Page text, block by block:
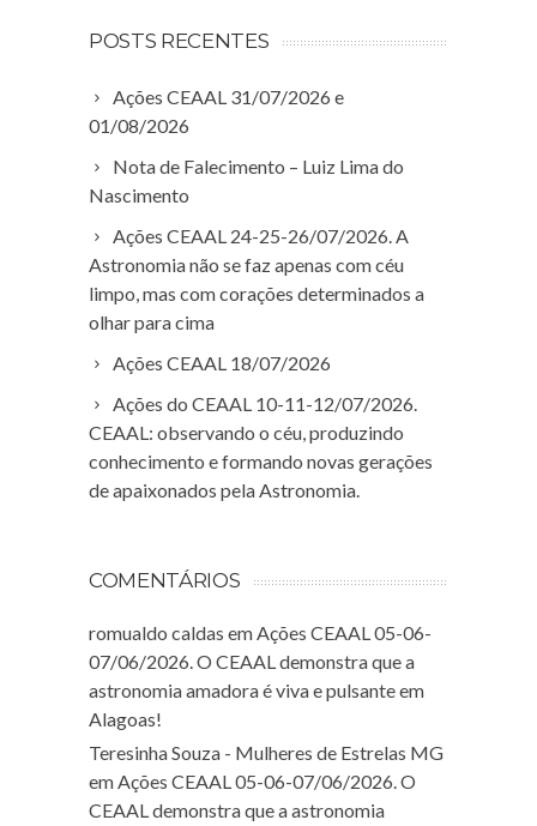
POSTS RECENTES
Ações CEAAL 31/07/2026 e
01/08/2026
Nota de Falecimento – Luiz Lima do
Nascimento
Ações CEAAL 24-25-26/07/2026. A
Astronomia não se faz apenas com céu
limpo, mas com corações determinados a
olhar para cima
Ações CEAAL 18/07/2026
Ações do CEAAL 10-11-12/07/2026.
CEAAL: observando o céu, produzindo
conhecimento e formando novas gerações
de apaixonados pela Astronomia.
COMENTÁRIOS
romualdo caldas emAções CEAAL 05-06-
07/06/2026. O CEAAL demonstra que a
astronomia amadora é viva e pulsante em
Alagoas!
Teresinha Souza - Mulheres de Estrelas MG
emAções CEAAL 05-06-07/06/2026. O
CEAAL demonstra que a astronomia